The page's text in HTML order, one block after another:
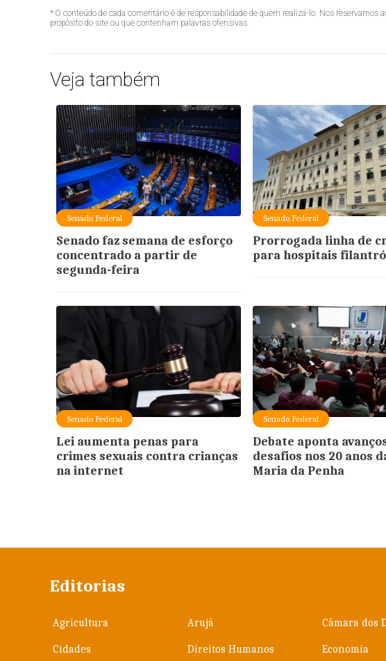
* O conteúdo de cada comentário é de responsabilidade de quem realizá-lo. Nos
propósito do site ou que contenham palavras ofensivas.
Veja também
Senado Federal
Senado faz semana de esforço
concentrado a partir de
segunda-feira
Senado Federal
Prorrogada linha de
para hospitais
Senado Federal
Lei aumenta penas para
crimes sexuais contra crianças
na internet
Senado Federal
Debate aponta
desafios nos 20 anos
Maria da Penha
Editorias
Agricultura Arujá Câmara dos
Cidades Direitos Humanos Economia